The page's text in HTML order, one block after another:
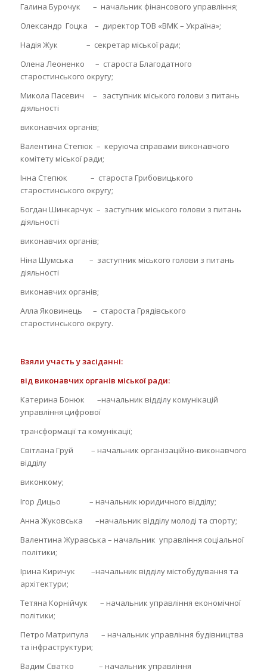
Галина Бурочук – начальник фінансового управління;
Олександр Гоцка – директор ТОВ «ВМК – Україна»;
Надія Жук – секретар міської ради;
Олена Леоненко
– староста Благодатного
старостинського округу;
Микола Пасевич – заступник міського голови з питань
діяльності
виконавчих органів;
Валентина Степюк – керуюча справами виконавчого
комітету міської ради;
Інна Степюк – староста Грибовицького
старостинського округу;
Богдан Шинкарчук – заступник міського голови з питань
діяльності
виконавчих органів;
Ніна Шумська – заступник міського голови з питань
діяльності
виконавчих органів;
Алла Яковинець – староста Грядівського
старостинського округу.
Взяли участь у засіданні:
від виконавчих органів міської ради:
Катерина Бонюк –начальник відділу комунікацій
управління цифрової
трансформації та комунікації;
Світлана Груй – начальник організаційно-виконавчого
відділу
виконкому;
Ігор Дицьо – начальник юридичного відділу;
Анна Жуковська –начальник відділу молоді та спорту;
Валентина Журавська – начальник управління соціальної
політики;
Ірина Киричук –начальник відділу містобудування та
архітектури;
Тетяна Корнійчук – начальник управління економічної
політики;
Петро Матрипула – начальник управління будівництва
та інфраструктури;
Вадим Сватко – начальник управління